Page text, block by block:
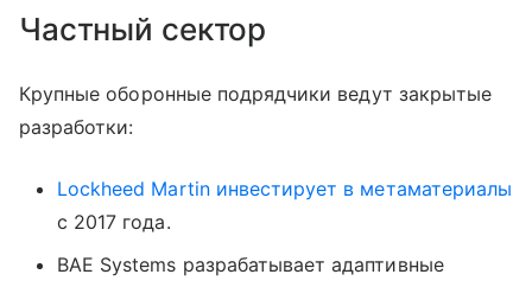
Частный сектор
Крупные оборонные подрядчики ведут закрытые
разработки:
Lockheed Martin инвестирует в метаматериалы
с 2017 года.
BAE Systems разрабатывает адаптивные